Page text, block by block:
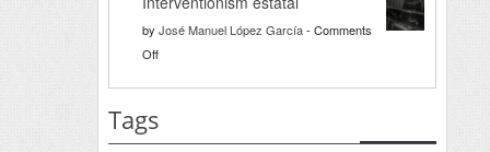
la
Yeda
en
solidaria
by José Manuel López García- Comments
Offon
Tags